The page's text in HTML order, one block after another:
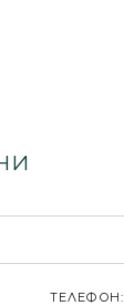
ТЕЛЕФОН: